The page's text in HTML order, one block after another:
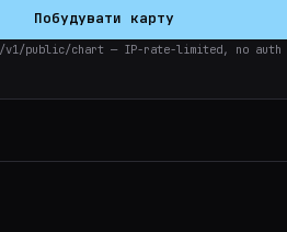
Побудувати карту
/v1/public/chart — IP-rate-limited, no auth